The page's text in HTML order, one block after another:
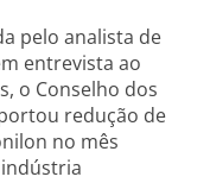
pelo analista de
entrevista ao
o Conselho dos
redução de
no mês